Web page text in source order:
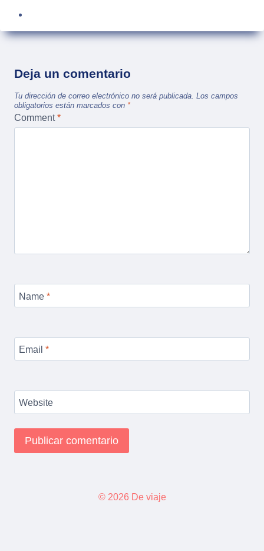
Deja un comentario
Tu dirección de correo electrónico no será publicada. Los campos
obligatorios están marcados con *
Comment*
Name *
Email *
Website
© 2026 De viaje